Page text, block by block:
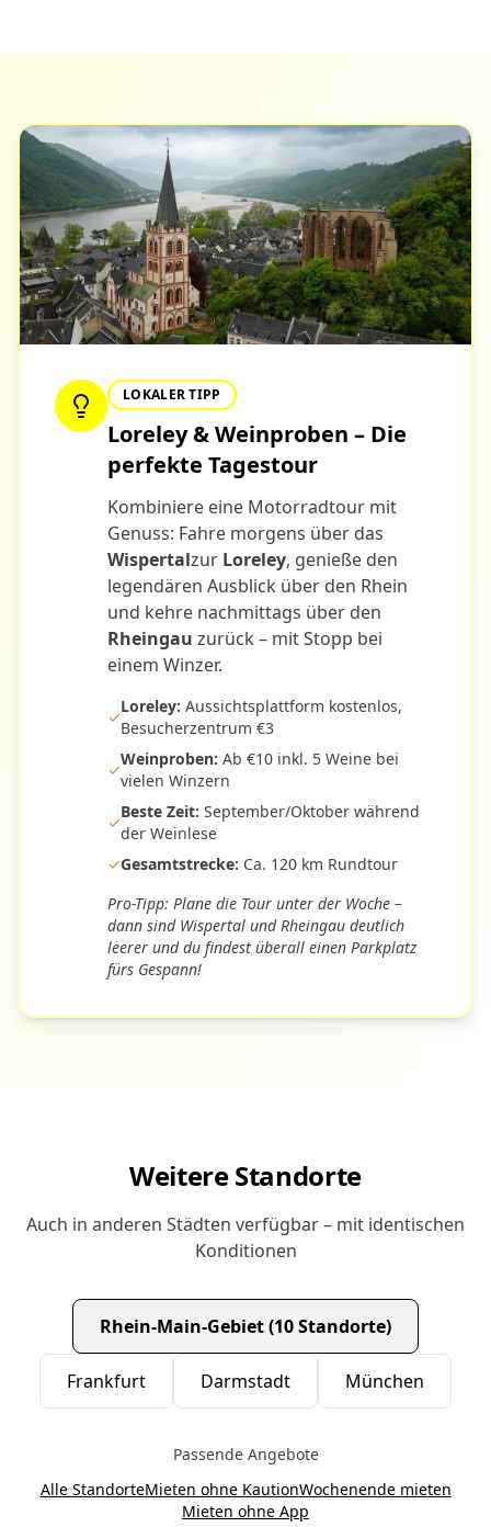
LOKALER TIPP
Loreley & Weinproben – Die
perfekte Tagestour
Kombiniere eine Motorradtour mit
Genuss: Fahre morgens über das
Wispertalzur Loreley, genieße den
legendären Ausblick über den Rhein
und kehre nachmittags über den
Rheingau zurück – mit Stopp bei
einem Winzer.
✓
Loreley: Aussichtsplattform kostenlos,
Besucherzentrum €3
✓
Weinproben: Ab €10 inkl. 5 Weine bei
vielen Winzern
✓
Beste Zeit: September/Oktober während
der Weinlese
✓Gesamtstrecke: Ca. 120 km Rundtour
Pro-Tipp: Plane die Tour unter der Woche –
dann sind Wispertal und Rheingau deutlich
leerer und du findest überall einen Parkplatz
fürs Gespann!
Weitere Standorte
Auch in anderen Städten verfügbar – mit identischen
Konditionen
Rhein-Main-Gebiet (10 Standorte)
Frankfurt Darmstadt München
Passende Angebote
Alle StandorteMieten ohne KautionWochenende mieten
Mieten ohne App